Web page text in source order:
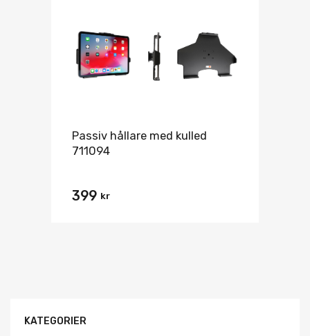
Passiv hållare med kulled
711094
399 kr
KATEGORIER